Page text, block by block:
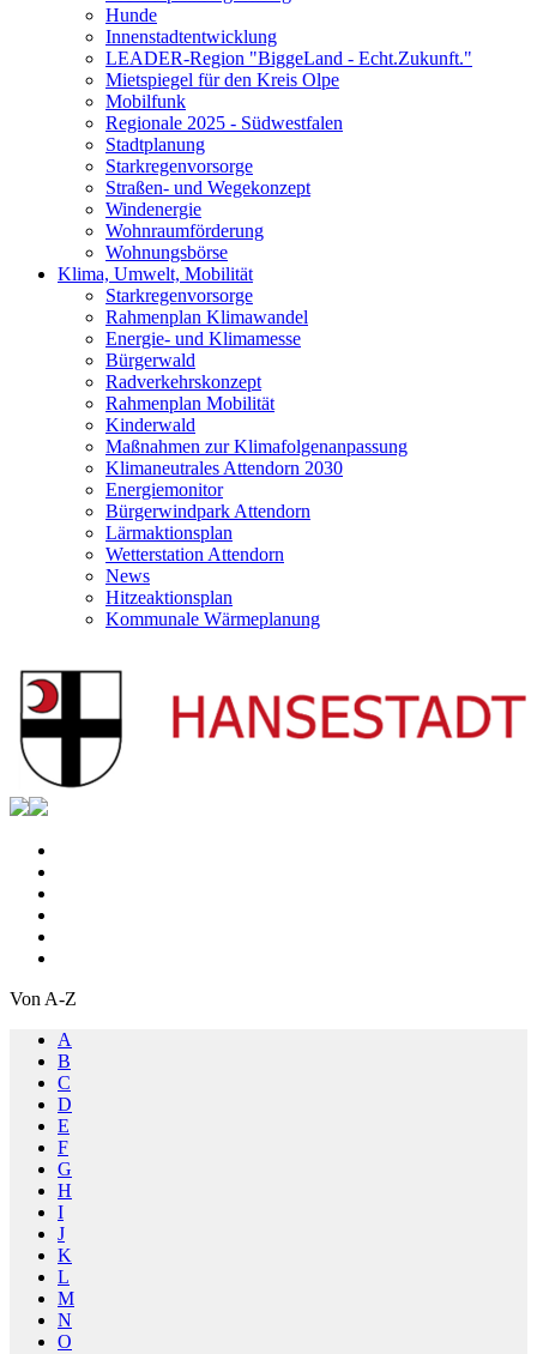
Hunde
Innenstadtentwicklung
LEADER-Region "BiggeLand - Echt.Zukunft."
Mietspiegel für den Kreis Olpe
Mobilfunk
Regionale 2025 - Südwestfalen
Stadtplanung
Starkregenvorsorge
Straßen- und Wegekonzept
Windenergie
Wohnraumförderung
Wohnungsbörse
Klima, Umwelt, Mobilität
Starkregenvorsorge
Rahmenplan Klimawandel
Energie- und Klimamesse
Bürgerwald
Radverkehrskonzept
Rahmenplan Mobilität
Kinderwald
Maßnahmen zur Klimafolgenanpassung
Klimaneutrales Attendorn 2030
Energiemonitor
Bürgerwindpark Attendorn
Lärmaktionsplan
Wetterstation Attendorn
News
Hitzeaktionsplan
Kommunale Wärmeplanung
Von A-Z
A
B
C
D
E
F
G
H
I
J
K
L
M
N
O